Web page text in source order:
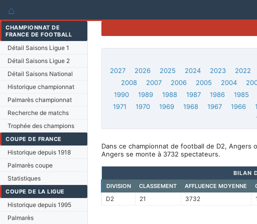
⌂
CHAMPIONNAT DE
FRANCE DE FOOTBALL
Détail Saisons Ligue 1
Détail Saisons Ligue 2
Détail Saisons National
Historique championnat
Palmarès championnat
Recherche de matchs
Trophée des champions
COUPE DE FRANCE
Historique depuis 1918
Palmarès coupe
Statistiques
COUPE DE LA LIGUE
Historique depuis 1995
Palmarès
2027
2026 2025 2024 2023 2022
2008
2007 2006 2005 2004
1990
1989 1988 1987 1986 1985
1971
1970 1969 1968 1967 1966
Dans ce championnat de football de D2,
Angers se monte à 3732 spectateurs.
BILAN
DIVISION
CLASSEMENT AFFLUENCE MOYENNE
D2 21 3732